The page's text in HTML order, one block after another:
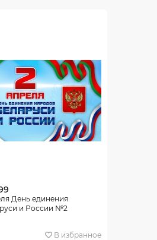
День единения
и России №2
В избранное